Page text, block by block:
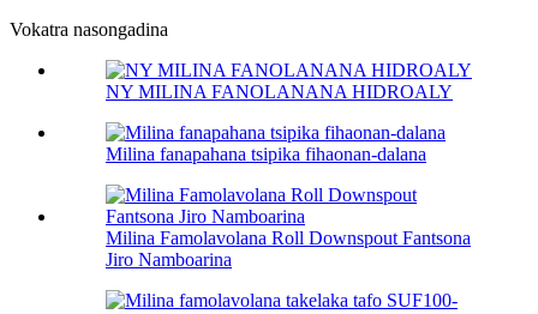
Vokatra nasongadina
NY MILINA FANOLANANA HIDROALY
Milina fanapahana tsipika fihaonan-dalana
Milina Famolavolana Roll Downspout Fantsona
Jiro Namboarina